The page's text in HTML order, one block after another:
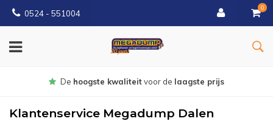
0524 - 551004
0
Gratisbezorgd vanaf €150
Klantenservice Megadump Dalen